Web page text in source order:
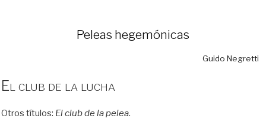
Peleas hegemónicas
Guido Negretti
El club de la lucha
Otros títulos: El club de la pelea.